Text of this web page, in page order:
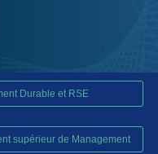
Durable et RSE
supérieur de Management